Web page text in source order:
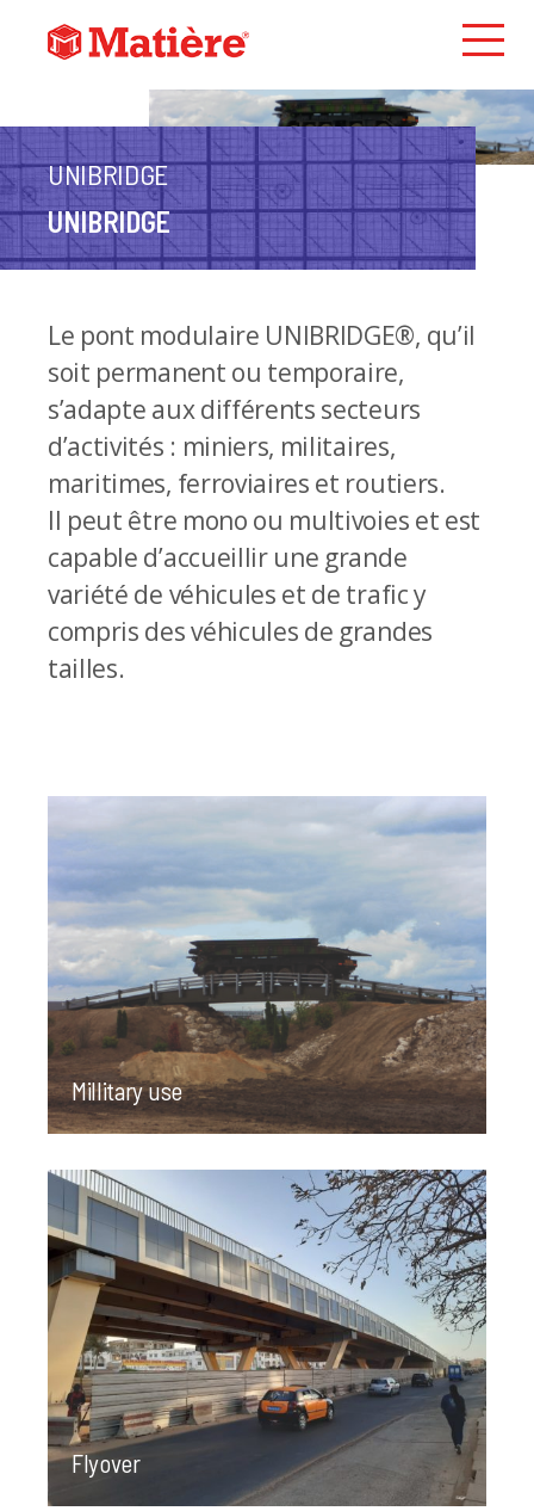
UNIBRIDGE
UNIBRIDGE
Le pont modulaire UNIBRIDGE®, qu’il
soit permanent ou temporaire,
s’adapte aux différents secteurs
d’activités : miniers, militaires,
maritimes, ferroviaires et routiers.
ll peut être mono ou multivoies et est
capable d’accueillir une grande
variété de véhicules et de trafic y
compris des véhicules de grandes
tailles.
Millitary use
Flyover